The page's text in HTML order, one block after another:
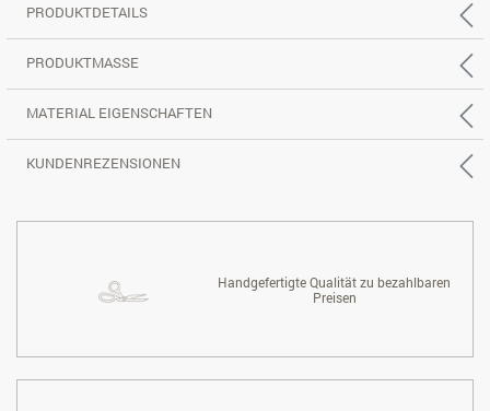
PRODUKTDETAILS
PRODUKTMASSE
MATERIAL EIGENSCHAFTEN
KUNDENREZENSIONEN
Handgefertigte Qualität zu bezahlbaren
Preisen